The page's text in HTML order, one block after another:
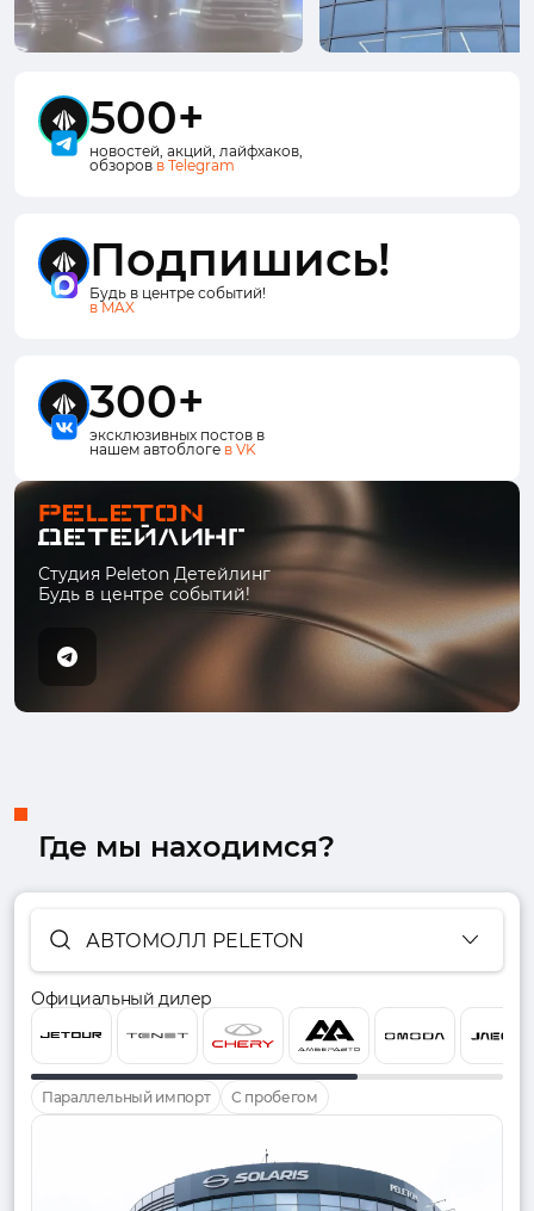
500+
новостей, акций, лайфхаков,
обзоров в Telegram
Подпишись!
Будь в центре событий!
в MAX
300+
эксклюзивных постов в
нашем автоблоге в VK
Студия Peleton Детейлинг
Будь в центре событий!
Где мы находимся?
АВТОМОЛЛ PELETON
Официальный дилер
Параллельный импорт С пробегом